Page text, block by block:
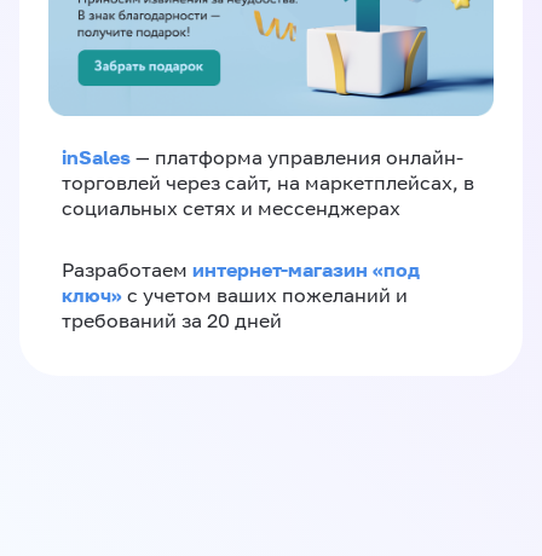
inSales — платформа управления онлайн-
торговлей через сайт, на маркетплейсах, в
социальных сетях и мессенджерах
Разработаем интернет-магазин «‎под
ключ»‎ с учетом ваших пожеланий и
требований за 20 дней